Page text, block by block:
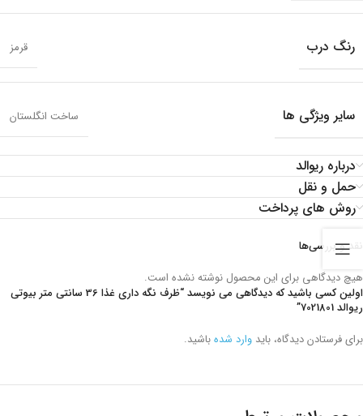
رنگ درب قرمز
سایر ویژگی ها ساخت انگلستان
درباره ریوالد
حمل و نقل
روش های پرداخت
نقد و بررسی‌ها
هیچ دیدگاهی برای این محصول نوشته نشده است.
اولین کسی باشید که دیدگاهی می نویسد “ظرف نگه داری غذا 36 سانتی متر بیوتی
ریوالد 7021801”
برای فرستادن دیدگاه، باید وارد شدهباشید.